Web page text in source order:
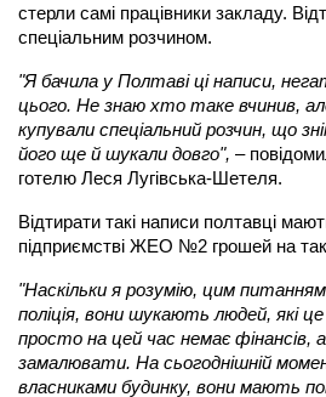
стерли самі працівники закладу.
спеціальним розчином.
"Я бачила у Полтаві ці написи,
цього. Не знаю хто таке вчинив,
купували спеціальний розчин, що
його ще й шукали довго", –
готелю Леся Лугівська-Шетеля.
Відтирати такі написи полтавці
підприємстві ЖЕО №2 грошей на
"Наскільки я розумію, цим
поліція, вони шукають людей, які
просто на цей час немає
замалювати. На сьогоднішній
власниками будинку, вони мають